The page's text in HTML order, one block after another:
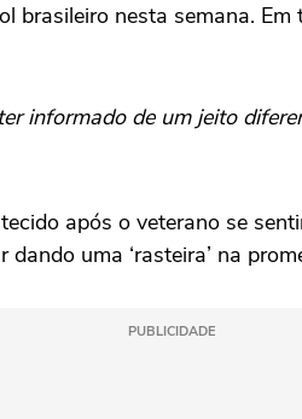
nesta semana. Em
informado de um jeito
após o veterano se
uma ‘rasteira’ na
PUBLICIDADE